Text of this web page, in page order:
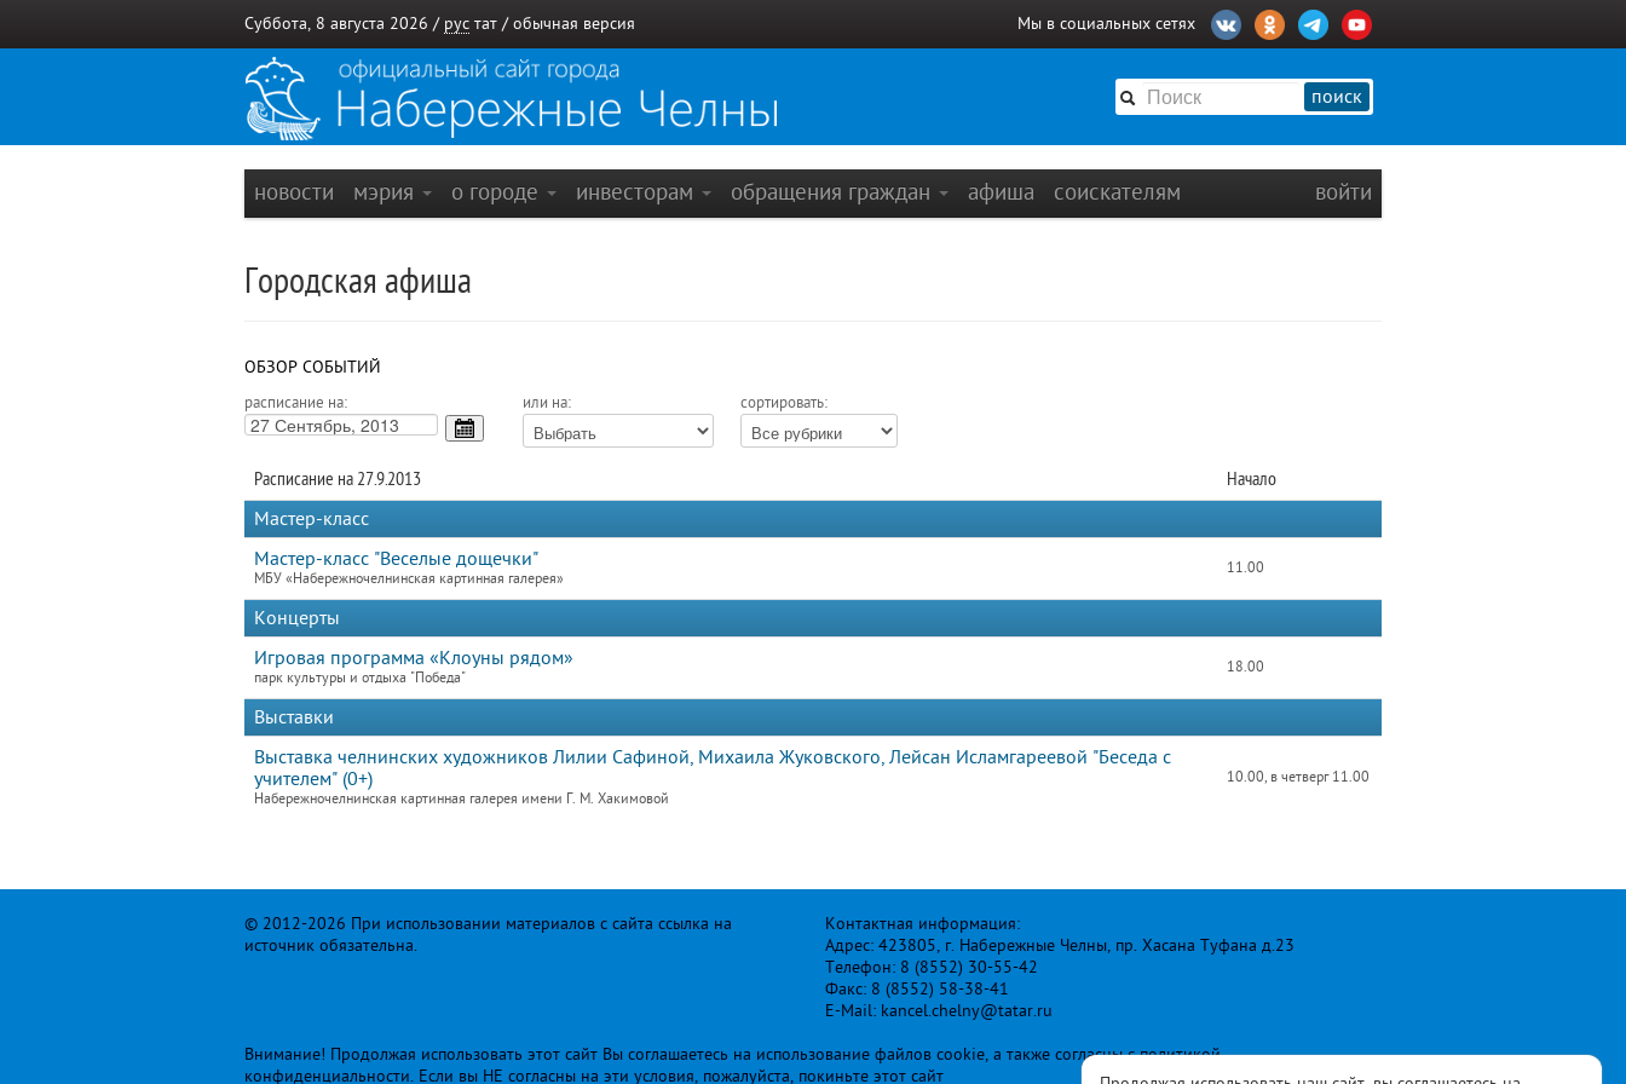
Суббота, 8 августа 2026 / рус тат / обычная версия Мы в социальных сетях
поиск
новости мэрия о городе инвесторам обращения граждан афиша соискателям войти
Городская афиша
ОБЗОР СОБЫТИЙ
расписание на: или на: сортировать:
Расписание на 27.9.2013
Начало
Мастер-класс
Мастер-класс "Веселые дощечки"
МБУ «Набережночелнинская картинная галерея»
11.00
Концерты
Игровая программа «Клоуны рядом»
парк культуры и отдыха "Победа"
18.00
Выставки
Выставка челнинских художников Лилии Сафиной, Михаила Жуковского, Лейсан Исламгареевой "Беседа с
учителем" (0+)
Набережночелнинская картинная галерея имени Г. М. Хакимовой
10.00, в четверг 11.00
© 2012-2026 При использовании материалов с сайта ссылка на
источник обязательна.
Контактная информация:
Адрес: 423805, г. Набережные Челны, пр. Хасана Туфана д.23
Телефон: 8 (8552) 30-55-42
Факс: 8 (8552) 58-38-41
E-Mail: kancel.chelny@tatar.ru
Внимание! Продолжая использовать этот сайт Вы соглашаетесь на использование файлов cookie, а также согласны сполитикой
конфиденциальности. Если вы НЕ согласны на эти условия, пожалуйста, покиньте этот сайт